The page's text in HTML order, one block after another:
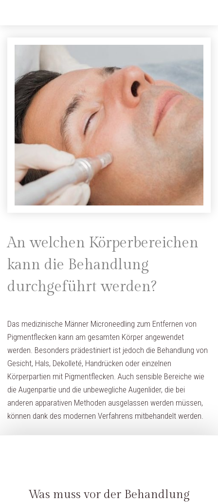
An welchen Körperbereichen
kann die Behandlung
durchgeführt werden?
Das medizinische Männer Microneedling zum Entfernen von
Pigmentflecken kann am gesamten Körper angewendet
werden. Besonders prädestiniert ist jedoch die Behandlung von
Gesicht, Hals, Dekolleté, Handrücken oder einzelnen
Körperpartien mit Pigmentflecken. Auch sensible Bereiche wie
die Augenpartie und die unbewegliche Augenlider, die bei
anderen apparativen Methoden ausgelassen werden müssen,
können dank des modernen Verfahrens mitbehandelt werden.
Was muss vor der Behandlung